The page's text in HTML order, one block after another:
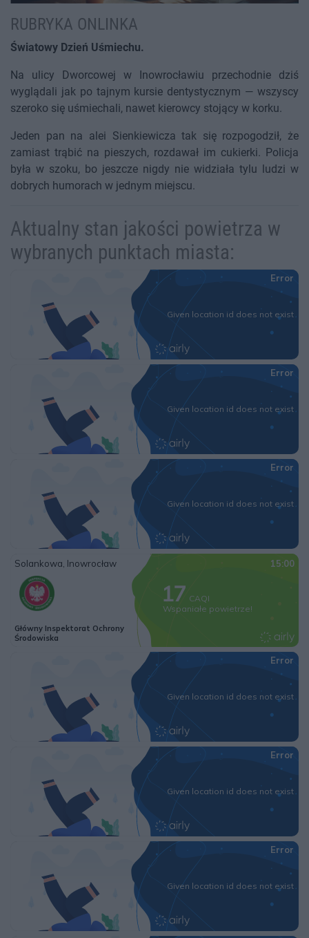
RUBRYKA ONLINKA
Światowy Dzień Uśmiechu.
Na ulicy Dworcowej w Inowrocławiu przechodnie dziś
wyglądali jak po tajnym kursie dentystycznym — wszyscy
szeroko się uśmiechali, nawet kierowcy stojący w korku.
Jeden pan na alei Sienkiewicza tak się rozpogodził, że
zamiast trąbić na pieszych, rozdawał im cukierki. Policja
była w szoku, bo jeszcze nigdy nie widziała tylu ludzi w
dobrych humorach w jednym miejscu.
Aktualny stan jakości powietrza w
wybranych punktach miasta: